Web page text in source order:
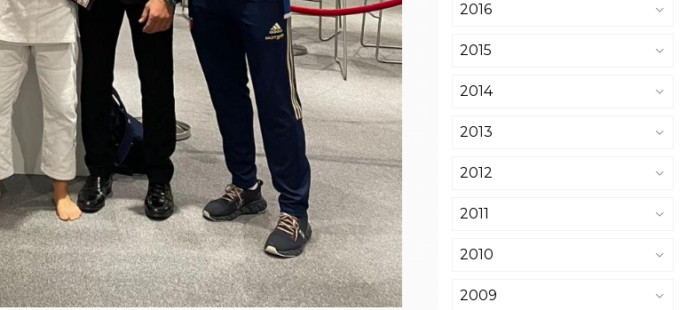
2016
2015
2014
2013
2012
2011
2010
2009